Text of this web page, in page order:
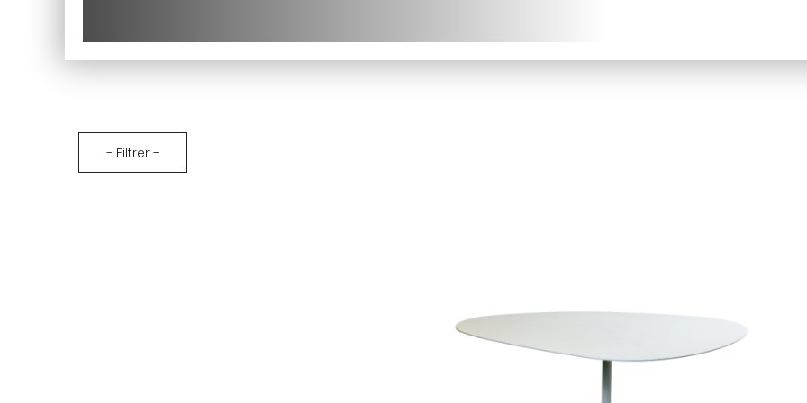
techniques, modèles 3D) en
- Filtrer -